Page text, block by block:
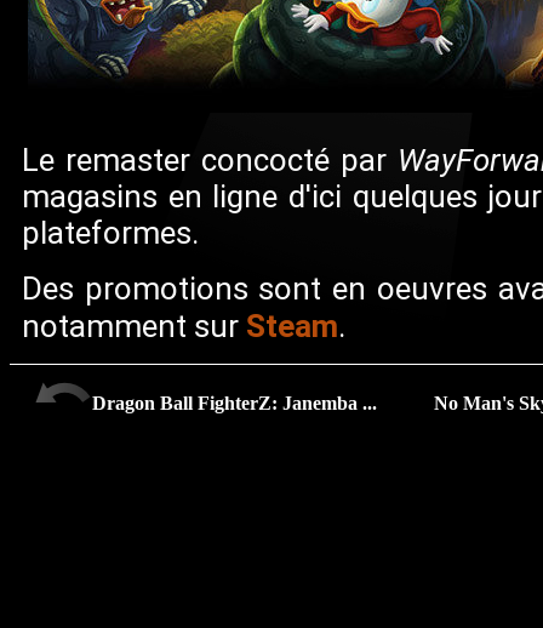
Le remaster concocté par
magasins en ligne d'ici quelques
plateformes.
Des promotions sont en oeuvres
notamment sur Steam.
Dragon Ball FighterZ: Janemba ... No Man's